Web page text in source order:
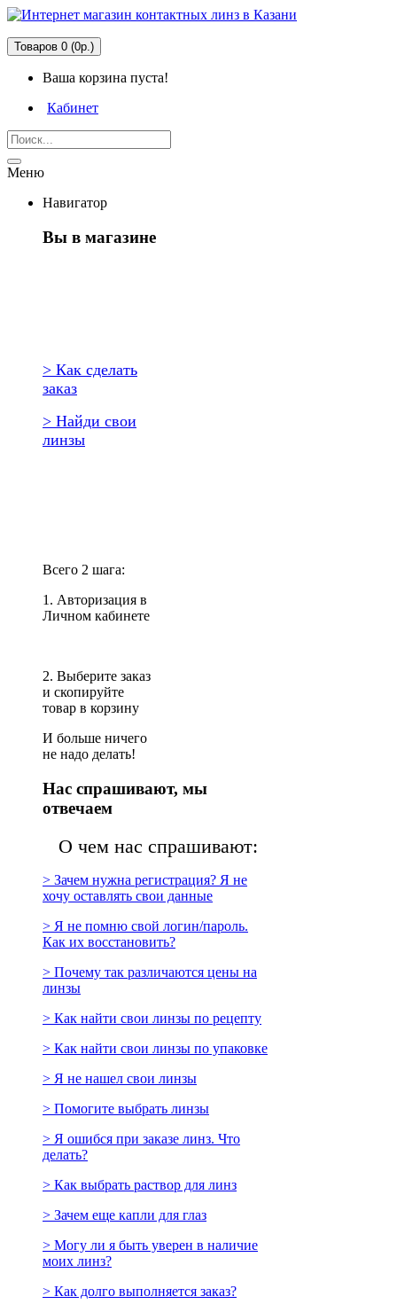
Товаров 0 (0р.)
Ваша корзина пуста!
Кабинет
Меню
Навигатор
Вы в магазине
> Как сделать
заказ
> Найди свои
линзы
Всего 2 шага:
1. Авторизация в
Личном кабинете
2. Выберите заказ
и скопируйте
товар в корзину
И больше ничего
не надо делать!
Нас спрашивают, мы
отвечаем
О чем нас спрашивают:
> Зачем нужна регистрация? Я не
хочу оставлять свои данные
> Я не помню свой логин/пароль.
Как их восстановить?
> Почему так различаются цены на
линзы
> Как найти свои линзы по рецепту
> Как найти свои линзы по упаковке
> Я не нашел свои линзы
> Помогите выбрать линзы
> Я ошибся при заказе линз. Что
делать?
> Как выбрать раствор для линз
> Зачем еще капли для глаз
> Могу ли я быть уверен в наличие
моих линз?
> Как долго выполняется заказ?